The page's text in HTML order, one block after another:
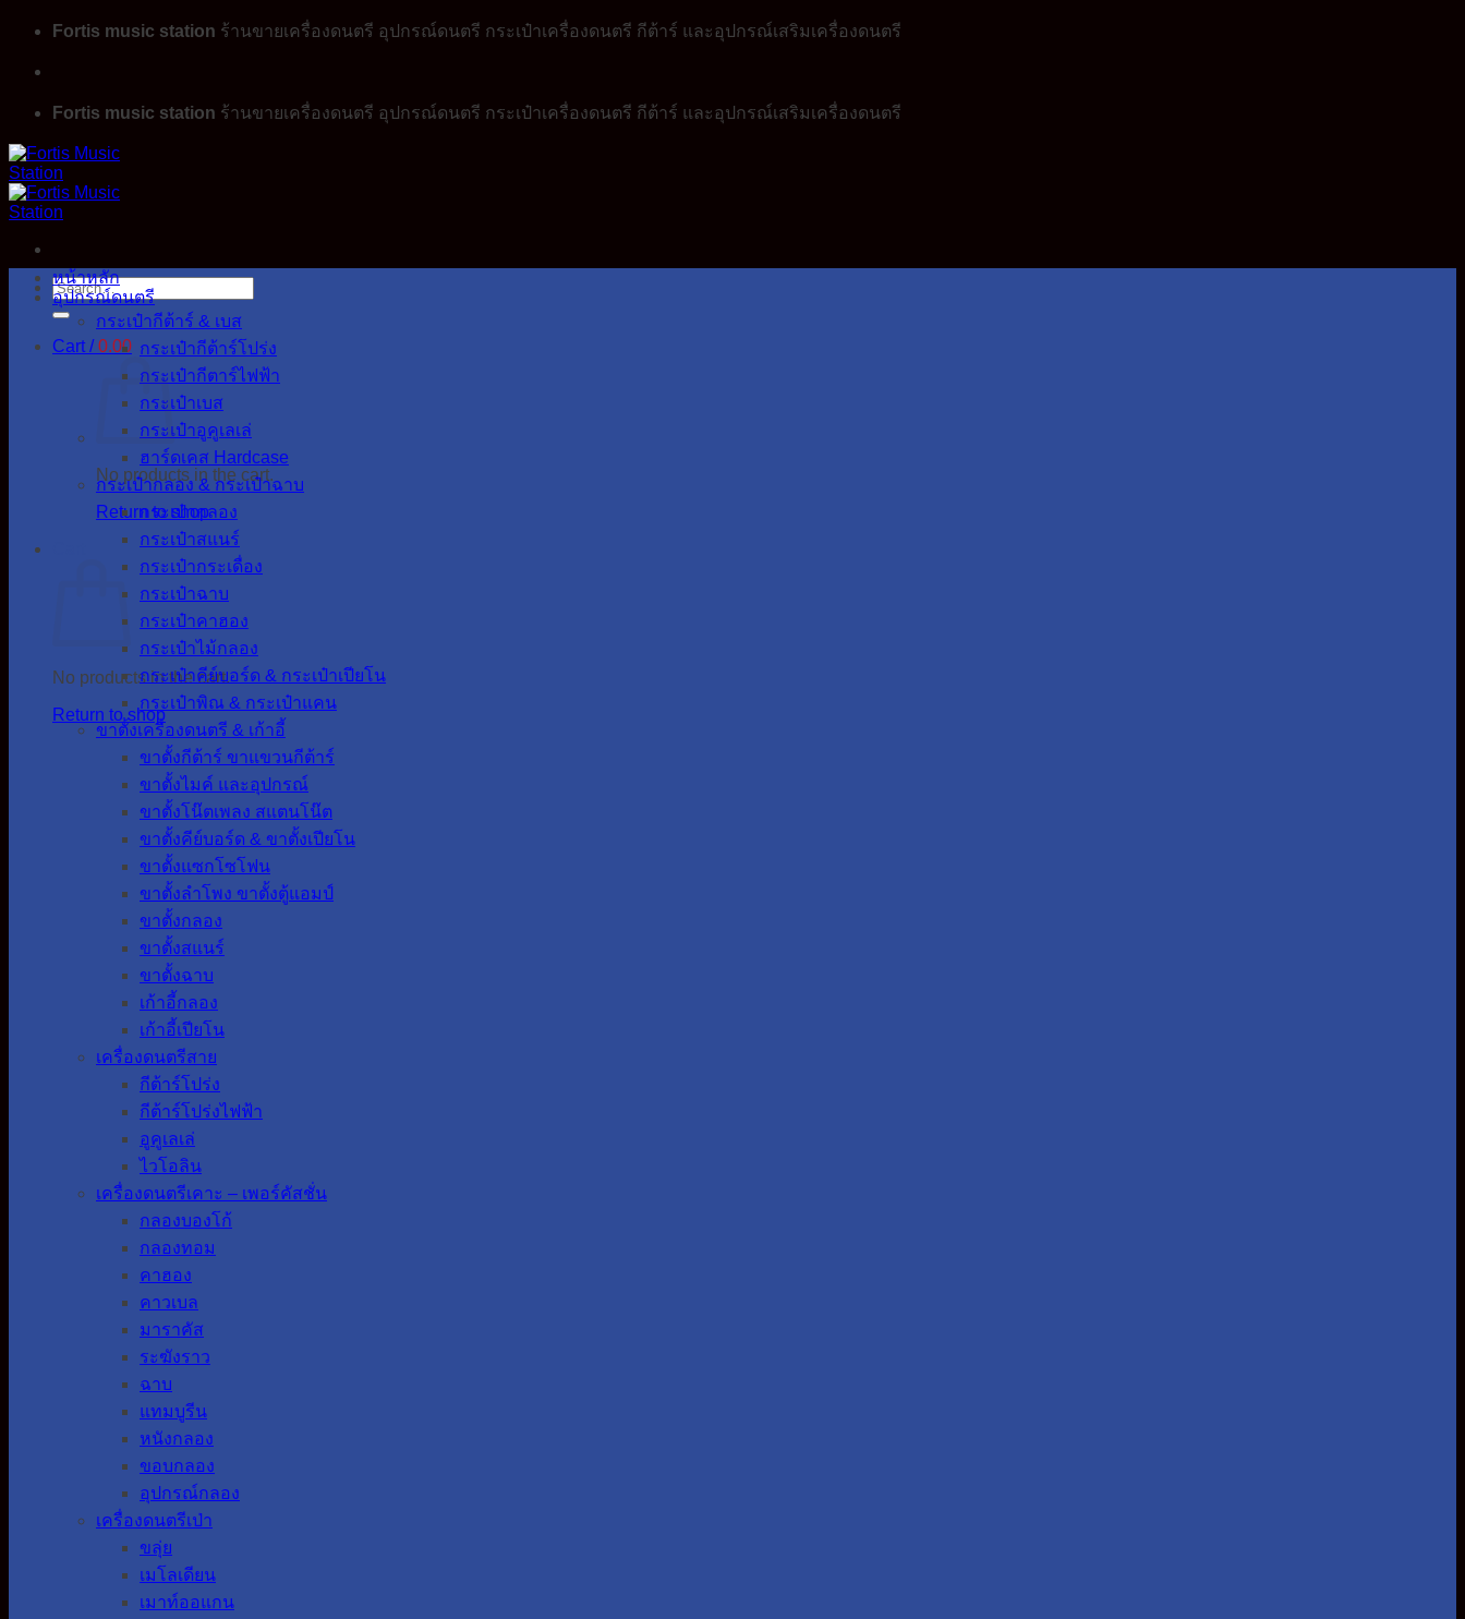
Skip
Fortis music station ร้านขายเครื่องดนตรี อุปกรณ์ดนตรี กระเป๋าเครื่องดนตรี กีต้าร์ และอุปกรณ์เสริมเครื่องดนตรี
Fortis music station ร้านขายเครื่องดนตรี อุปกรณ์ดนตรี กระเป๋าเครื่องดนตรี กีต้าร์ และอุปกรณ์เสริมเครื่องดนตรี
Search
for:
Cart /0.00
No products in the cart.
Return to shop
No products in the cart.
Return to shop
หน้าหลัก
อุปกรณ์ดนตรี
กระเป๋ากีต้าร์ & เบส
กระเป๋ากีต้าร์โปร่ง
กระเป๋ากีตาร์ไฟฟ้า
กระเป๋าเบส
กระเป๋าอูคูเลเล่
ฮาร์ดเคส Hardcase
กระเป๋ากลอง & กระเป๋าฉาบ
กระเป๋ากลอง
กระเป๋าสแนร์
กระเป๋ากระเดื่อง
กระเป๋าฉาบ
กระเป๋าคาฮอง
กระเป๋าไม้กลอง
กระเป๋าคีย์บอร์ด & กระเป๋าเปียโน
กระเป๋าพิณ & กระเป๋าแคน
ขาตั้งเครื่องดนตรี & เก้าอี้
ขาตั้งกีต้าร์ ขาแขวนกีต้าร์
ขาตั้งไมค์ และอุปกรณ์
ขาตั้งโน๊ตเพลง สแตนโน๊ต
ขาตั้งคีย์บอร์ด & ขาตั้งเปียโน
ขาตั้งแซกโซโฟน
ขาตั้งลำโพง ขาตั้งตู้แอมป์
ขาตั้งกลอง
ขาตั้งสแนร์
ขาตั้งฉาบ
เก้าอี้กลอง
เก้าอี้เปียโน
เครื่องดนตรีสาย
กีต้าร์โปร่ง
กีต้าร์โปร่งไฟฟ้า
อูคูเลเล่
ไวโอลิน
เครื่องดนตรีเคาะ – เพอร์คัสชั่น
กลองบองโก้
กลองทอม
คาฮอง
คาวเบล
มาราคัส
ระฆังราว
ฉาบ
แทมบูรีน
หนังกลอง
ขอบกลอง
อุปกรณ์กลอง
เครื่องดนตรีเป่า
ขลุ่ย
เมโลเดียน
เมาท์ออแกน